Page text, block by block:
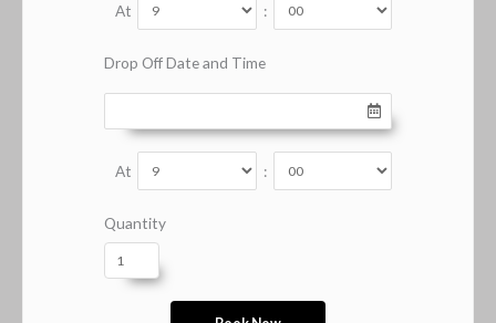
At :
Drop Off Date and Time
At :
Quantity